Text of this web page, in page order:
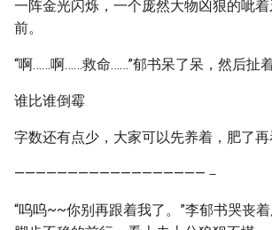
一阵金光闪烁，一个庞然大物凶狠的呲
前。
“啊……啊……救命……”郁书呆了呆，然后扯
谁比谁倒霉
字数还有点少，大家可以先养着，肥了再
——————————————————－
“呜呜~~你别再跟着我了。”李郁书哭丧着